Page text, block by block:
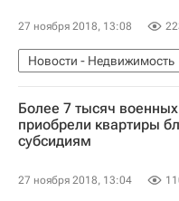
27 ноября 2018, 13:08
Новости - Недвижимость
Максим Блажко
Девелоперы
ВЭБ.РФ
Более 7 тысяч
приобрели квартиры
субсидиям
27 ноября 2018, 13:04